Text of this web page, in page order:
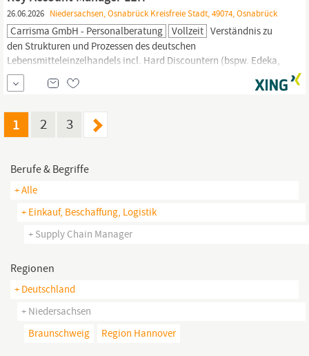
26.06.2026 Niedersachsen, Osnabrück Kreisfreie Stadt, 49074, Osnabrück
Carrisma GmbH - Personalberatung Vollzeit Verständnis zu
den Strukturen und Prozessen des deutschen
Lebensmitteleinzelhandels incl. Hard Discountern (bspw. Edeka,
Rewe, Aldi …) Sehr gute Kenntnisse der
insbesondere der Warenstromprozesse – von der Industrie bis in
komplexer Kundenprojekte, ausgeprägte Ziel –
1 2 3
Berufe & Begriffe
+ Alle
+ Einkauf, Beschaffung, Logistik
+ Supply Chain Manager
Regionen
+ Deutschland
+ Niedersachsen
Braunschweig
Region Hannover